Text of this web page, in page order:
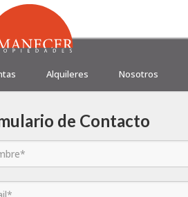
Alquileres Nosotros
de Contacto